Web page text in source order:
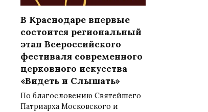
В Краснодаре впервые
состоится региональный
этап Всероссийского
фестиваля современного
церковного искусства
«Видеть и Слышать»
По благословению Святейшего
Патриарха Московского и